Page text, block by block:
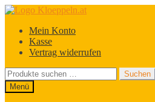
Zur
springen
Zum
springenMein Konto
Kasse
Vertrag widerrufen
Suchen
nach:
Suchen
Menü